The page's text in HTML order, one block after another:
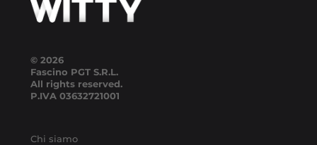
© 2026
Fascino PGT S.R.L.
All rights reserved.
P.IVA 03632721001
Chi siamo